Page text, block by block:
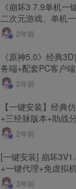
《崩坏3 7.9单机一
二次元游戏、单机
限资源、附带保姆级
2年前
《原神5.0》经典
务端+配套PC客户
文件2年前
【一键安装】经典
+三经脉版本+助战
+剧情活动+视频搭
2年前
[一键安装] 崩坏
+一键代理+免虚拟
细指令+极简一键修改
3年前